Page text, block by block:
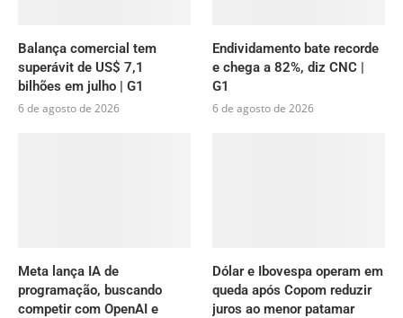
Balança comercial tem
superávit de US$ 7,1
bilhões em julho | G1
6 de agosto de 2026
Endividamento bate recorde
e chega a 82%, diz CNC |
G1
6 de agosto de 2026
Meta lança IA de
programação, buscando
competir com OpenAI e
Dólar e Ibovespa operam em
queda após Copom reduzir
juros ao menor patamar